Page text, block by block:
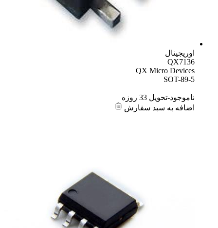
اوریجینال
QX7136
QX Micro Devices
SOT-89-5
ناموجود-تحویل 33 روزه
اضافه به سبد سفارش